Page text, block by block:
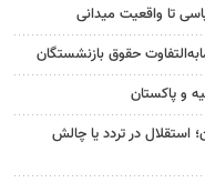
تا واقعیت میدانی
حقوق بازنشستگان
و پاکستان
استقلال در تردد یا چالش